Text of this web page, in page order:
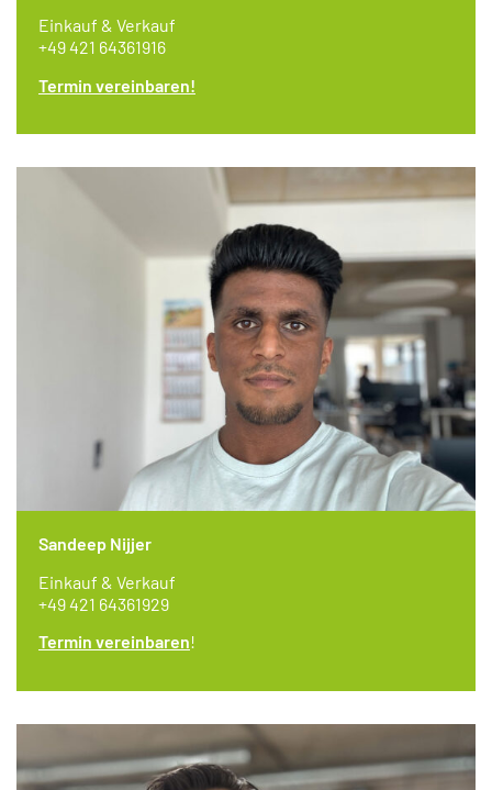
Einkauf & Verkauf
+49 421 64361916
Termin vereinbaren!
Sandeep Nijjer
Einkauf & Verkauf
+49 421 64361929
Termin vereinbaren!